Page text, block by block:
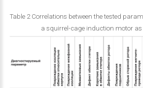
Table 2 Correlations between the tested
a squirrel-cage induction motor